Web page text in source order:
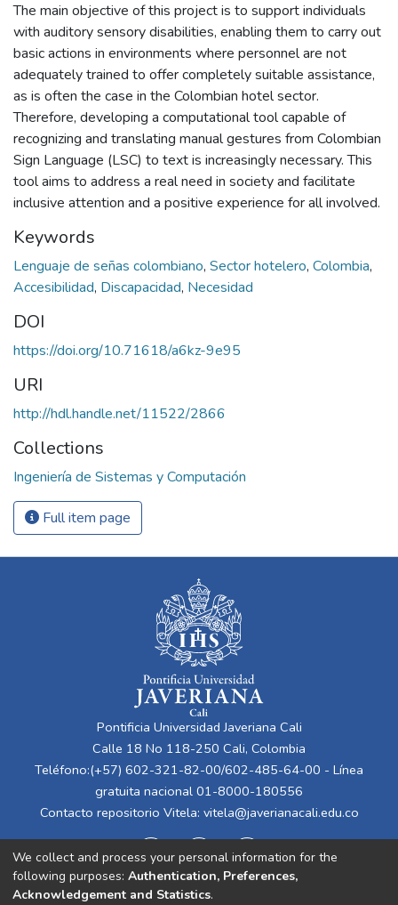
The main objective of this project is to support individuals
with auditory sensory disabilities, enabling them to carry out
basic actions in environments where personnel are not
adequately trained to offer completely suitable assistance,
as is often the case in the Colombian hotel sector.
Therefore, developing a computational tool capable of
recognizing and translating manual gestures from Colombian
Sign Language (LSC) to text is increasingly necessary. This
tool aims to address a real need in society and facilitate
inclusive attention and a positive experience for all involved.
Keywords
Lenguaje de señas colombiano, Sector hotelero, Colombia,
Accesibilidad, Discapacidad, Necesidad
DOI
https://doi.org/10.71618/a6kz-9e95
URI
http://hdl.handle.net/11522/2866
Collections
Ingeniería de Sistemas y Computación
Full item page
Pontificia Universidad Javeriana Cali
Calle 18 No 118-250 Cali, Colombia
Teléfono:(+57) 602-321-82-00/602-485-64-00 - Línea
gratuita nacional 01-8000-180556
Contacto repositorio Vitela: vitela@javerianacali.edu.co
We collect and process your personal information for the
following purposes: Authentication, Preferences,
Acknowledgement and Statistics.